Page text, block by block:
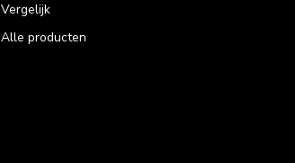
Vergelijk
Alle producten